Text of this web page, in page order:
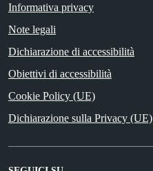
Informativa privacy
Note legali
Dichiarazione di accessibilità
Obiettivi di accessibilità
Cookie Policy (UE)
Dichiarazione sulla Privacy (UE)